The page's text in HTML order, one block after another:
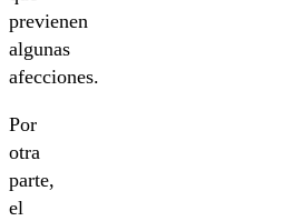
previenen
algunas
afecciones.
Por
otra
parte,
el